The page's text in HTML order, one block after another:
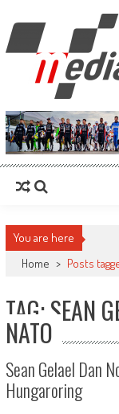
Seputar MotoGP GP2 GP3
You are here
Home > Posts
TAG: SEAN
NATO
Sean Gelael Dan
Hungaroring